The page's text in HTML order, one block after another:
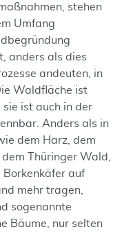
stehen
Umfang
anders als dies
andeuten, in
Waldfläche ist
ist auch in der
Anders als in
dem Harz, dem
Thüringer Wald,
Borkenkäfer auf
mehr tragen,
sogenannte
Bäume, nur selten